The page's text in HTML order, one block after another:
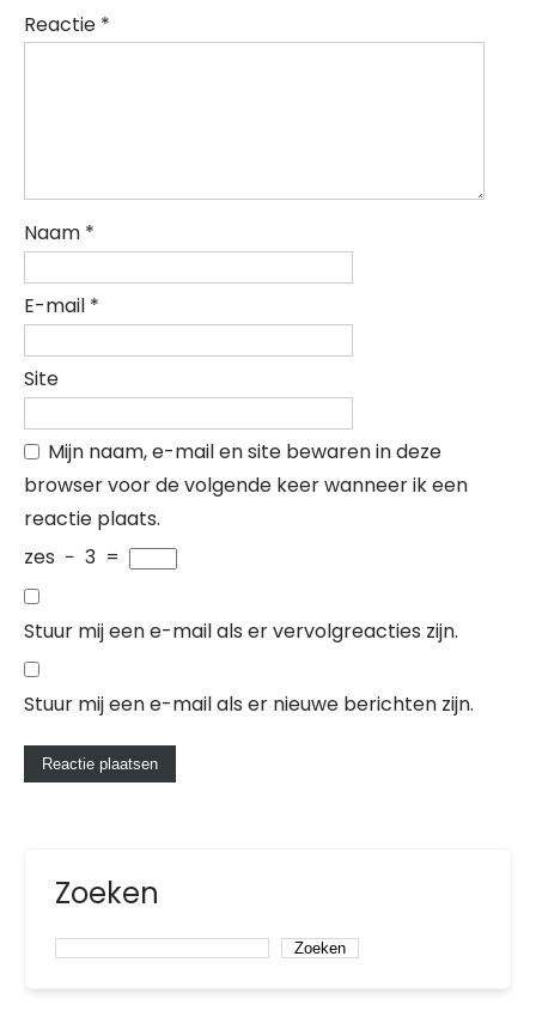
Reactie *
Naam *
E-mail *
Site
Mijn naam, e-mail en site bewaren in deze
browser voor de volgende keer wanneer ik een
reactie plaats.
zes − 3 =
Stuur mij een e-mail als er vervolgreacties zijn.
Stuur mij een e-mail als er nieuwe berichten zijn.
Zoeken
Zoeken